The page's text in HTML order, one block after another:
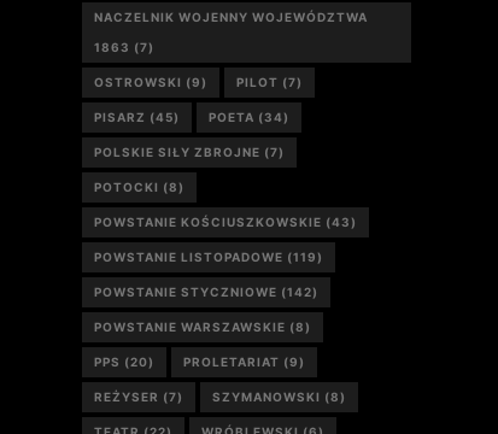
NACZELNIK WOJENNY WOJEWÓDZTWA
1863 (7)
OSTROWSKI (9) PILOT (7)
PISARZ (45) POETA (34)
POLSKIE SIŁY ZBROJNE (7)
POTOCKI (8)
POWSTANIE KOŚCIUSZKOWSKIE (43)
POWSTANIE LISTOPADOWE (119)
POWSTANIE STYCZNIOWE (142)
POWSTANIE WARSZAWSKIE (8)
PPS (20) PROLETARIAT (9)
REŻYSER (7) SZYMANOWSKI (8)